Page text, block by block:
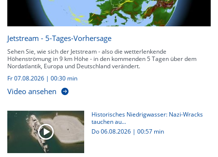
Jetstream - 5-Tages-Vorhersage
Sehen Sie, wie sich der Jetstream - also die wetterlenkende
Höhenströmung in 9 km Höhe - in den kommenden 5 Tagen über dem
Nordatlantik, Europa und Deutschland verändert.
Fr 07.08.2026 | 00:30 min
Video ansehen
Historisches Niedrigwasser: Nazi-Wracks
tauchen au...
Do 06.08.2026 |00:57 min